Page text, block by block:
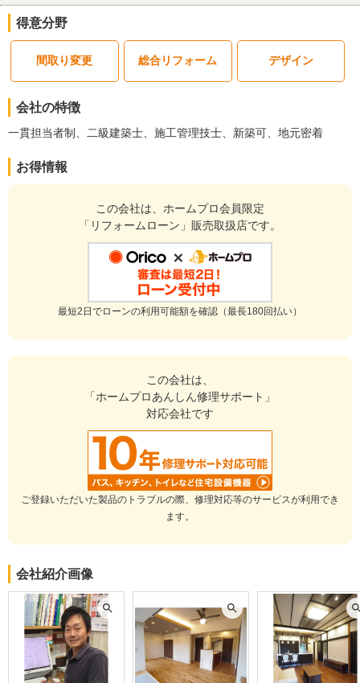
今後ともよろしくお願い致します。
建物のタイプ
： 戸建住宅
リフォーム箇所： 家全体、 キッチン・台所、 浴室・ユニットバス 、 トイレ
関、廊下、階段、その他
価格
： 7,980,000円
施工地
：
築年数
： 30年以上
『納得の価格』が良かった
4
他社の元の工事がずさんだったが、丁寧に直しながらリフォームし
ありがとうございました。
： マンション
、その他
： 259,200円
神奈川県 横須賀市
： 16〜20年
： 2015年1月13日
『丁寧な対応』が良かった （70代/男性）
外壁・玄関ドア・廊下の床張替の予定でしたが、屋根の塗装・玄関
の軒先の補修・畳の張替が追加となりました。解り易い工事説明
と、特に、外壁等の工事は天候の影響もあり、日数は掛かりました
が、丁寧な工事をし頂き感謝・満足しています。
この会社に決めた理由
得意分野
間取り変更 総合リフォーム デザイン
会社の特徴
一貫担当者制、二級建築士、施工管理技士、新築可、地元密着
お得情報
この会社は、ホームプロ会員限定
「リフォームローン」販売取扱店です。
最短2日でローンの利用可能額を確認（最長180回払い）
この会社は、
「ホームプロあんしん修理サポート」
対応会社です
ご登録いただいた製品のトラブルの際、修理対応等のサービスが利用でき
ます。
会社紹介画像